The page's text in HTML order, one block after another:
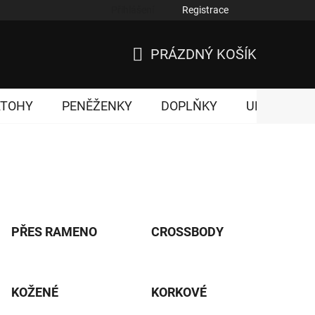
Registrace
KOŠÍK
PRÁZDNÝ KOŠÍK
PENĚŽENKY DOPLŇKY UNISEX
PŘES RAMENO CROSSBODY
KOŽENÉ KORKOVÉ